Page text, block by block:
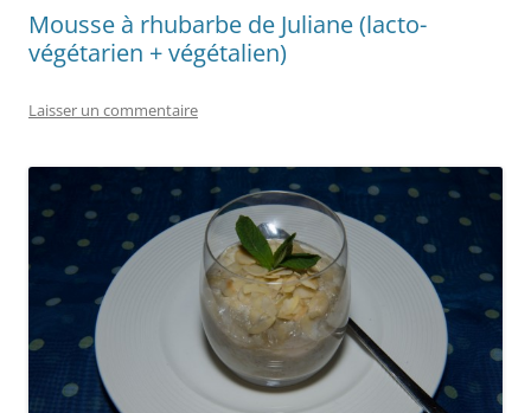
Mousse à rhubarbe de Juliane (lacto-
végétarien + végétalien)
Laisser un commentaire